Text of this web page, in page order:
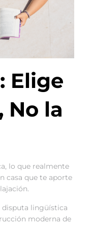
Elige
No la
lo que realmente
casa que te aporte
disputa lingüística
moderna de